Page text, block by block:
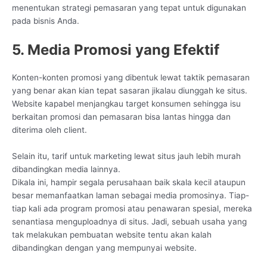
menentukan strategi pemasaran yang tepat untuk digunakan
pada bisnis Anda.
5. Media Promosi yang Efektif
Konten-konten promosi yang dibentuk lewat taktik pemasaran
yang benar akan kian tepat sasaran jikalau diunggah ke situs.
Website kapabel menjangkau target konsumen sehingga isu
berkaitan promosi dan pemasaran bisa lantas hingga dan
diterima oleh client.
Selain itu, tarif untuk marketing lewat situs jauh lebih murah
dibandingkan media lainnya.
Dikala ini, hampir segala perusahaan baik skala kecil ataupun
besar memanfaatkan laman sebagai media promosinya. Tiap-
tiap kali ada program promosi atau penawaran spesial, mereka
senantiasa menguploadnya di situs. Jadi, sebuah usaha yang
tak melakukan pembuatan website tentu akan kalah
dibandingkan dengan yang mempunyai website.